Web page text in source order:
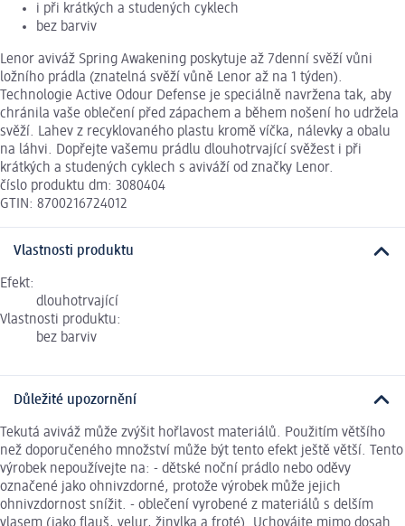
i při krátkých a studených cyklech
bez barviv
Lenor aviváž Spring Awakening poskytuje až 7denní svěží vůni
ložního prádla (znatelná svěží vůně Lenor až na 1 týden).
Technologie Active Odour Defense je speciálně navržena tak, aby
chránila vaše oblečení před zápachem a během nošení ho udržela
svěží. Lahev z recyklovaného plastu kromě víčka, nálevky a obalu
na láhvi. Dopřejte vašemu prádlu dlouhotrvající svěžest i při
krátkých a studených cyklech s aviváží od značky Lenor.
číslo produktu dm: 3080404
GTIN: 8700216724012
Vlastnosti produktu
Efekt:
dlouhotrvající
Vlastnosti produktu:
bez barviv
Důležité upozornění
Tekutá aviváž může zvýšit hořlavost materiálů. Použitím většího
než doporučeného množství může být tento efekt ještě větší. Tento
výrobek nepoužívejte na: - dětské noční prádlo nebo oděvy
označené jako ohnivzdorné, protože výrobek může jejich
ohnivzdornost snížit. - oblečení vyrobené z materiálů s delším